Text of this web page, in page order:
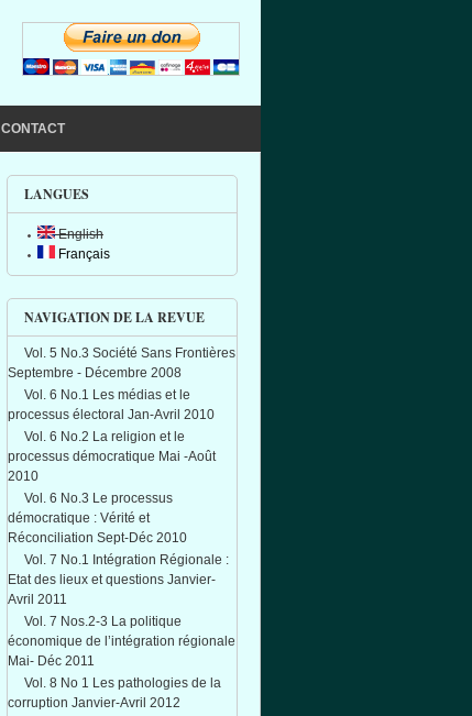
CONTACT
LANGUES
English
Français
NAVIGATION DE LA REVUE
Vol. 5 No.3 Société Sans Frontières
Septembre - Décembre 2008
Vol. 6 No.1 Les médias et le
processus électoral Jan-Avril 2010
Vol. 6 No.2 La religion et le
processus démocratique Mai -Août
2010
Vol. 6 No.3 Le processus
démocratique : Vérité et
Réconciliation Sept-Déc 2010
Vol. 7 No.1 Intégration Régionale :
Etat des lieux et questions Janvier-
Avril 2011
Vol. 7 Nos.2-3 La politique
économique de l’intégration régionale
Mai- Déc 2011
Vol. 8 No 1 Les pathologies de la
corruption Janvier-Avril 2012